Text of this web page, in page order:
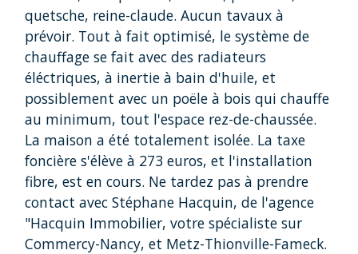
quetsche, reine-claude. Aucun tavaux à
prévoir. Tout à fait optimisé, le système de
chauffage se fait avec des radiateurs
éléctriques, à inertie à bain d'huile, et
possiblement avec un poële à bois qui chauffe
au minimum, tout l'espace rez-de-chaussée.
La maison a été totalement isolée. La taxe
foncière s'élève à 273 euros, et l'installation
fibre, est en cours. Ne tardez pas à prendre
contact avec Stéphane Hacquin, de l'agence
"Hacquin Immobilier, votre spécialiste sur
Commercy-Nancy, et Metz-Thionville-Fameck.